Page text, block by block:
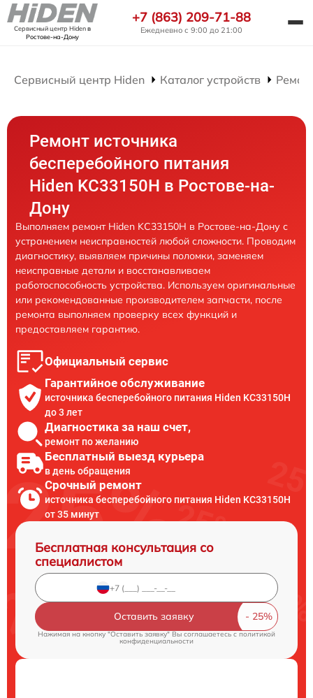
Сервисный центр Hidenв
Ростове-на-Дону
+7 (863) 209-71-88
Ежедневно с 9:00 до 21:00
Сервисный центр Hiden Каталог устройств
Ремонт источника
бесперебойного питания
Hiden KC33150H в Ростове-на-
Дону
Выполняем ремонт Hiden KC33150H в Ростове-на-Дону с
устранением неисправностей любой сложности. Проводим
диагностику, выявляем причины поломки, заменяем
неисправные детали и восстанавливаем
работоспособность устройства. Используем оригинальные
или рекомендованные производителем запчасти, после
ремонта выполняем проверку всех функций и
предоставляем гарантию.
Официальный сервис
Гарантийное обслуживание
источника бесперебойного питания Hiden KC33150H
до 3 лет
Диагностика за наш счет,
ремонт по желанию
Бесплатный выезд курьера
в день обращения
Срочный ремонт
источника бесперебойного питания Hiden KC33150H
от 35 минут
Бесплатная консультация со
специалистом
Оставить заявку
Нажимая на кнопку "Оставить заявку" Вы соглашаетесь c политикой
конфиденциальности